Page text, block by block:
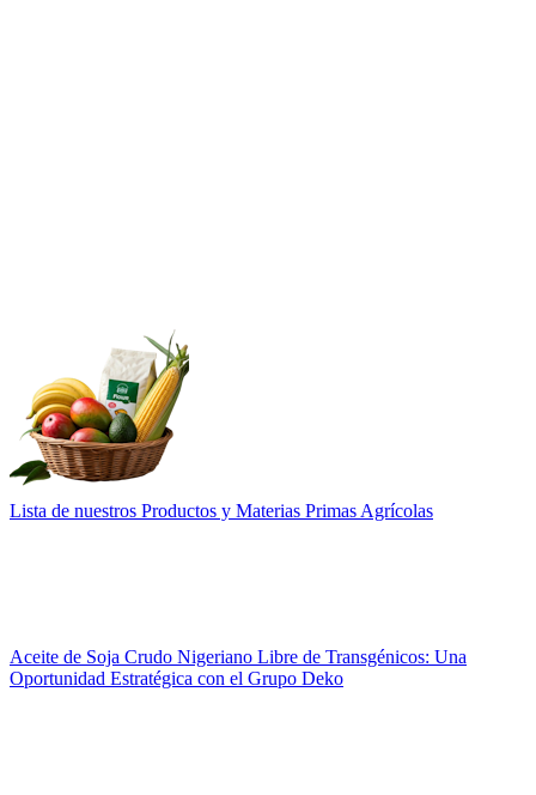
Lista de nuestros Productos y Materias Primas Agrícolas
Aceite de Soja Crudo Nigeriano Libre de Transgénicos: Una
Oportunidad Estratégica con el Grupo Deko